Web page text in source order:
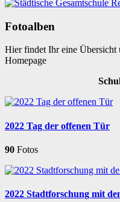
Fotoalben
Hier findet Ihr eine Übersicht
Homepage
2022 Tag der offenen Tür
90 Fotos
2022 Stadtforschung mit